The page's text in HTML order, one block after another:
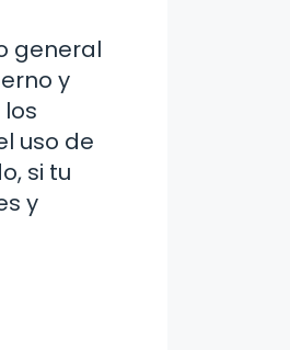
general
y
uso de
si tu
y